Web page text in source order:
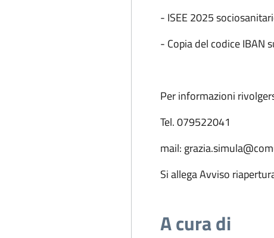
- ISEE 2025
- Copia del codice IBAN
Per informazioni
Tel. 079522041
mail:
Si allega Avviso
A cura di